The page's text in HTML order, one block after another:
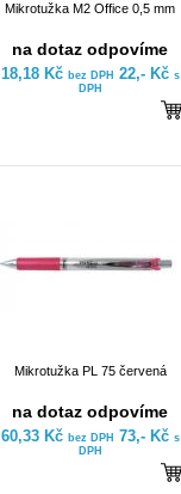
Mikrotužka M2 Office 0,5 mm
na dotaz odpovíme
18,18 Kč bez DPH 22,- Kč s
DPH
Mikrotužka PL 75 červená
na dotaz odpovíme
60,33 Kč bez DPH 73,- Kč s
DPH